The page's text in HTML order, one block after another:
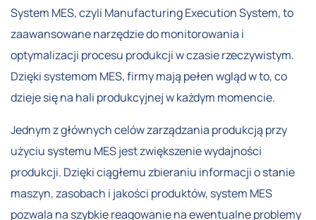
System MES, czyli Manufacturing Execution System, to
zaawansowane narzędzie do monitorowania i
optymalizacji procesu produkcji w czasie rzeczywistym.
Dzięki systemom MES, firmy mają pełen wgląd w to, co
dzieje się na hali produkcyjnej w każdym momencie.
Jednym z głównych celów zarządzania produkcją przy
użyciu systemu MES jest zwiększenie wydajności
produkcji. Dzięki ciągłemu zbieraniu informacji o stanie
maszyn, zasobach i jakości produktów, system MES
pozwala na szybkie reagowanie na ewentualne problemy